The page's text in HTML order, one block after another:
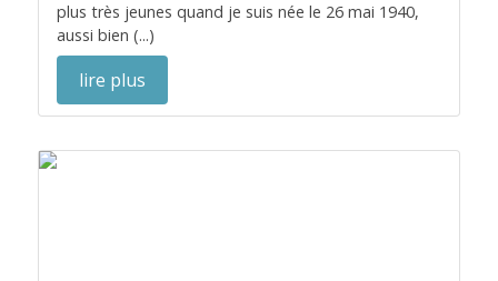
plus très jeunes quand je suis née le 26 mai 1940,
aussi bien (...)
lire plus